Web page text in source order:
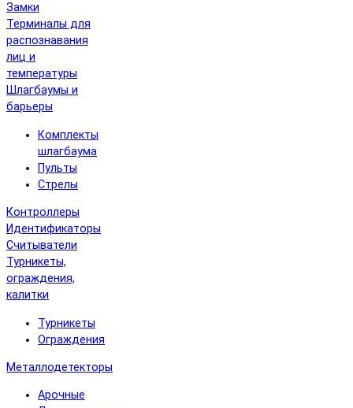
Замки
Терминалы для
распознавания
лиц и
температуры
Шлагбаумы и
барьеры
Комплекты
шлагбаума
Пульты
Стрелы
Контроллеры
Идентификаторы
Считыватели
Турникеты,
ограждения,
калитки
Турникеты
Ограждения
Металлодетекторы
Арочные